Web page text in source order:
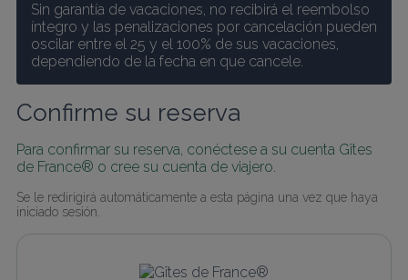
Sin garantía de vacaciones, no recibirá el reembolso
íntegro y las penalizaciones por cancelación pueden
oscilar entre el 25 y el 100% de sus vacaciones,
dependiendo de la fecha en que cancele.
Confirme su reserva
Para confirmar su reserva, conéctese a su cuenta Gîtes
de France® o cree su cuenta de viajero.
Se le redirigirá automáticamente a esta página una vez que haya
iniciado sesión.